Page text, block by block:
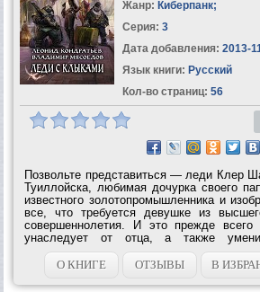
Жанр: Киберпанк;
Серия: 3
Дата добавления: 2013-
Язык книги: Русский
Кол-во страниц: 56
Позвольте представиться — леди Клер
Туиллойска, любимая дочурка своего
известного золотопромышленника и
все, что требуется девушке из
совершеннолетия. И это прежде всего
унаследует от отца, а также
револьвера, подобающее воспитание,
магии, очень быстро...
О КНИГЕ ОТЗЫВЫ В